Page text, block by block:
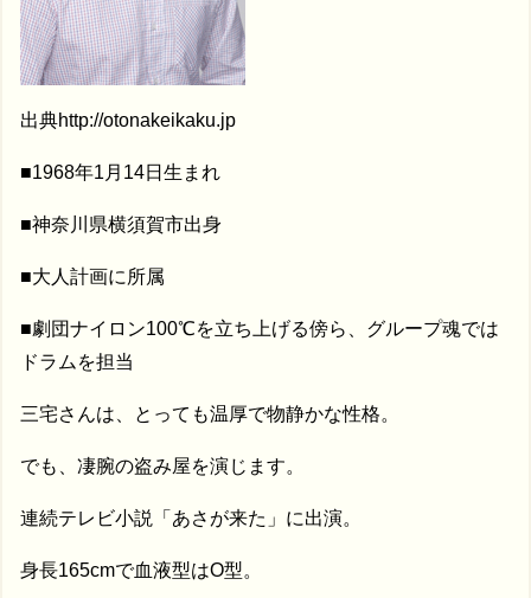
出典http://otonakeikaku.jp
■1968年1月14日生まれ
■神奈川県横須賀市出身
■大人計画に所属
■劇団ナイロン100℃を立ち上げる傍ら、グループ魂では
ドラムを担当
三宅さんは、とっても温厚で物静かな性格。
でも、凄腕の盗み屋を演じます。
連続テレビ小説「あさが来た」に出演。
身長165cmで血液型はO型。